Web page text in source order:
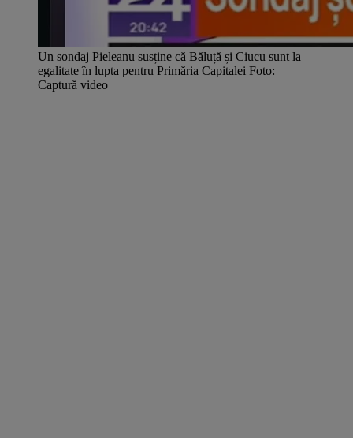
Un sondaj Pieleanu susține că Băluță și Ciucu sunt la
egalitate în lupta pentru Primăria Capitalei Foto:
Captură video